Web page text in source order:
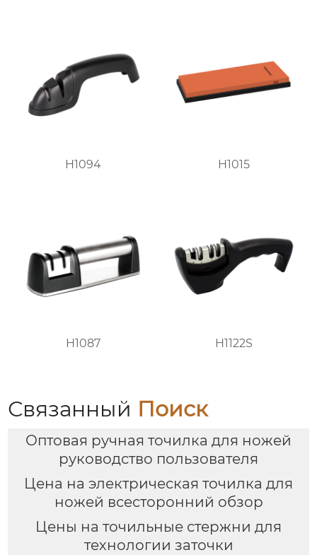
H1094 H1015
H1087 H1122S
Связанный Поиск
Оптовая ручная точилка для ножей
руководство пользователя
Цена на электрическая точилка для
ножей всесторонний обзор
Цены на точильные стержни для
технологии заточки